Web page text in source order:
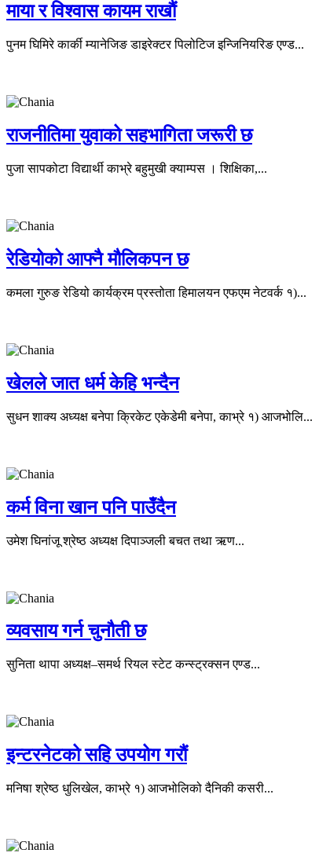
माया र विश्वास कायम राखौं
पुनम घिमिरे कार्की म्यानेजिङ डाइरेक्टर पिलोटिज इन्जिनियरिङ एण्ड...
राजनीतिमा युवाको सहभागिता जरूरी छ
पुजा सापकोटा विद्यार्थी काभ्रे बहुमुखी क्याम्पस । शिक्षिका,...
रेडियोको आफ्नै मौलिकपन छ
कमला गुरुङ रेडियो कार्यक्रम प्रस्तोता हिमालयन एफएम नेटवर्क १)...
खेलले जात धर्म केहि भन्दैन
सुधन शाक्य अध्यक्ष बनेपा क्रिकेट एकेडेमी बनेपा, काभ्रे १) आजभोलि...
कर्म विना खान पनि पाउँदैन
उमेश घिनांजू श्रेष्ठ अध्यक्ष दिपाञ्जली बचत तथा ऋण...
व्यवसाय गर्न चुनौती छ
सुनिता थापा अध्यक्ष–समर्थ रियल स्टेट कन्स्ट्रक्सन एण्ड...
इन्टरनेटको सहि उपयोग गरौं
मनिषा श्रेष्ठ धुलिखेल, काभ्रे १) आजभोलिको दैनिकी कसरी...